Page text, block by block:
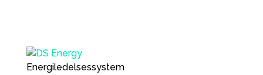
Energiledelsessystem